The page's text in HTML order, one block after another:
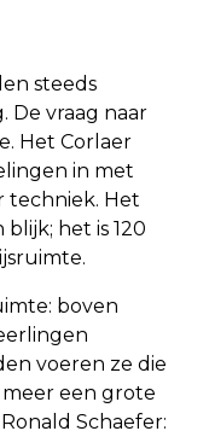
steeds
De vraag naar
Het Corlaer
in met
techniek. Het
het is 120
boven
voeren ze die
een grote
Schaefer: